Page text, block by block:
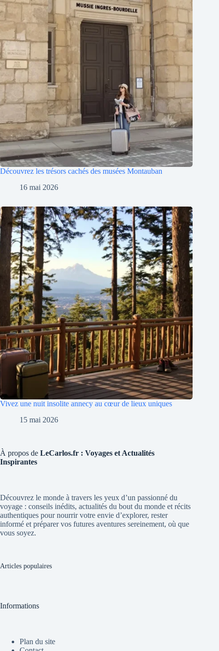
Découvrez les trésors cachés des musées Montauban
16 mai 2026
Vivez une nuit insolite annecy au cœur de lieux uniques
15 mai 2026
À propos de LeCarlos.fr : Voyages et Actualités
Inspirantes
Découvrez le monde à travers les yeux d’un passionné du
voyage : conseils inédits, actualités du bout du monde et récits
authentiques pour nourrir votre envie d’explorer, rester
informé et préparer vos futures aventures sereinement, où que
vous soyez.
Articles populaires
Informations
Plan du site